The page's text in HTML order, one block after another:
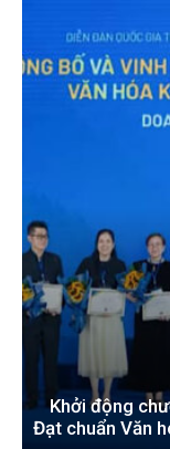
Khởi động
Đạt chuẩn Văn